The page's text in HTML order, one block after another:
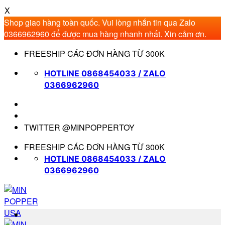
X
Shop giao hàng toàn quốc. Vui lòng nhắn tin qua Zalo
0366962960 để được mua hàng nhanh nhất. Xin cảm ơn.
qua
FREESHIP CÁC ĐƠN HÀNG TỪ 300K
HOTLINE 0868454033 / ZALO
0366962960
TWITTER @MINPOPPERTOY
FREESHIP CÁC ĐƠN HÀNG TỪ 300K
HOTLINE 0868454033 / ZALO
0366962960